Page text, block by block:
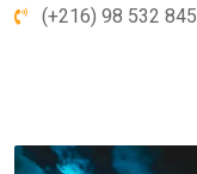
(+216) 98 532 845